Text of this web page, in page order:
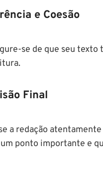
e Coesão
se de que seu texto
Final
a redação
ponto importante e